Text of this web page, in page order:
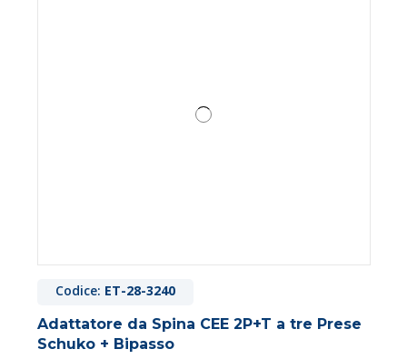
Codice: ET-28-3240
Adattatore da Spina CEE 2P+T a tre Prese
Schuko + Bipasso